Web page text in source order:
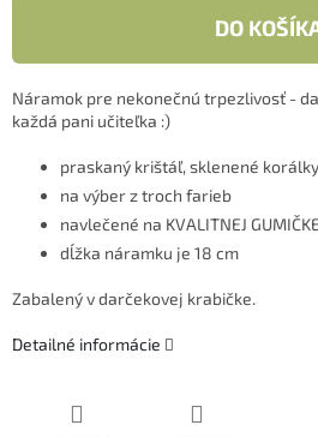
DO
Náramok pre nekonečnú trpezlivosť -
každá pani učiteľka :)
praskaný krištáľ, sklenené
na výber z troch farieb
navlečené na KVALITNEJ GUMIČKE
dĺžka náramku je 18 cm
Zabalený v darčekovej krabičke.
Detailné informácie